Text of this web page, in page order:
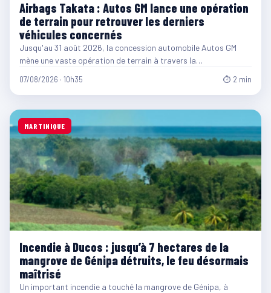
Airbags Takata : Autos GM lance une opération
de terrain pour retrouver les derniers
véhicules concernés
Jusqu'au 31 août 2026, la concession automobile Autos GM
mène une vaste opération de terrain à travers la…
07/08/2026 · 10h35 ⏱ 2 min
MARTINIQUE
Incendie à Ducos : jusqu’à 7 hectares de la
mangrove de Génipa détruits, le feu désormais
maîtrisé
Un important incendie a touché la mangrove de Génipa, à